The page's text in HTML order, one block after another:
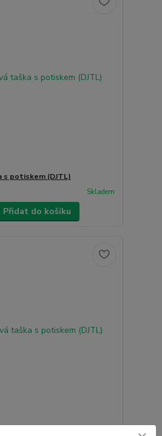
s potiskem (DJTL)
Skladem
Přidat do košíku